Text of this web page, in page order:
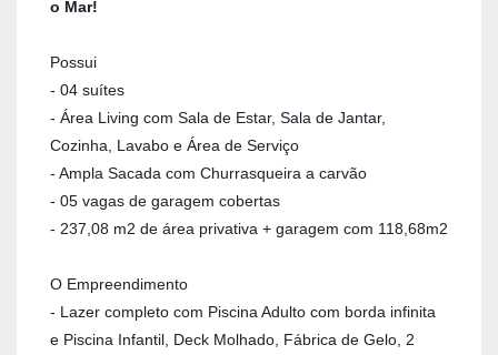
o Mar!
Possui
- 04 suítes
- Área Living com Sala de Estar, Sala de Jantar,
Cozinha, Lavabo e Área de Serviço
- Ampla Sacada com Churrasqueira a carvão
- 05 vagas de garagem cobertas
- 237,08 m2 de área privativa + garagem com 118,68m2
O Empreendimento
- Lazer completo com Piscina Adulto com borda infinita
e Piscina Infantil, Deck Molhado, Fábrica de Gelo, 2